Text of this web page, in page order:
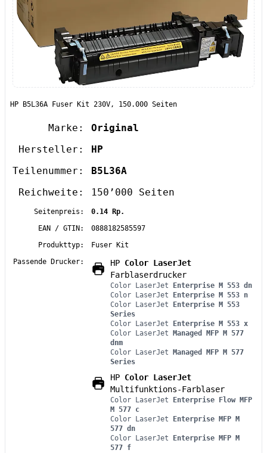
HP B5L36A Fuser Kit 230V, 150.000 Seiten
Marke:
Original
Hersteller:
HP
Teilenummer:
B5L36A
Reichweite:
150’000 Seiten
Seitenpreis:
0.14 Rp.
EAN / GTIN:
0888182585597
Produkttyp:
Fuser Kit
Passende Drucker:
HP Color LaserJet
Farblaserdrucker
Color LaserJet Enterprise M 553 dn
Color LaserJet Enterprise M 553 n
Color LaserJet Enterprise M 553
Series
Color LaserJet Enterprise M 553 x
Color LaserJet Managed MFP M 577
dnm
Color LaserJet Managed MFP M 577
Series
HP Color LaserJet
Multifunktions-Farblaser
Color LaserJet Enterprise Flow MFP
M 577 c
Color LaserJet Enterprise MFP M
577 dn
Color LaserJet Enterprise MFP M
577 f